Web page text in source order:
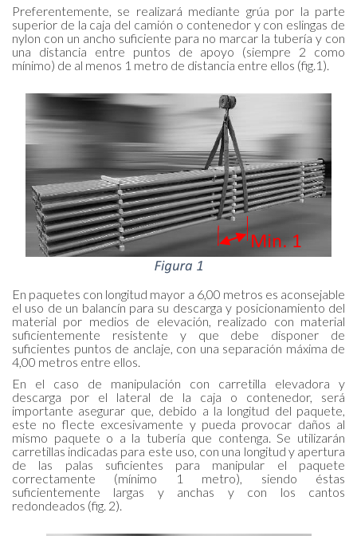
Preferentemente, se realizará mediante grúa por la parte
superior de la caja del camión o contenedor y con eslingas de
nylon con un ancho suficiente para no marcar la tubería y con
una distancia entre puntos de apoyo (siempre 2 como
mínimo) de al menos 1 metro de distancia entre ellos (fig.1).
En paquetes con longitud mayor a 6,00 metros es aconsejable
el uso de un balancín para su descarga y posicionamiento del
material por medios de elevación, realizado con material
suficientemente resistente y que debe disponer de
suficientes puntos de anclaje, con una separación máxima de
4,00 metros entre ellos.
En el caso de manipulación con carretilla elevadora y
descarga por el lateral de la caja o contenedor, será
importante asegurar que, debido a la longitud del paquete,
este no flecte excesivamente y pueda provocar daños al
mismo paquete o a la tubería que contenga. Se utilizarán
carretillas indicadas para este uso, con una longitud y apertura
de las palas suficientes para manipular el paquete
correctamente (mínimo 1 metro), siendo éstas
suficientemente largas y anchas y con los cantos
redondeados (fig. 2).